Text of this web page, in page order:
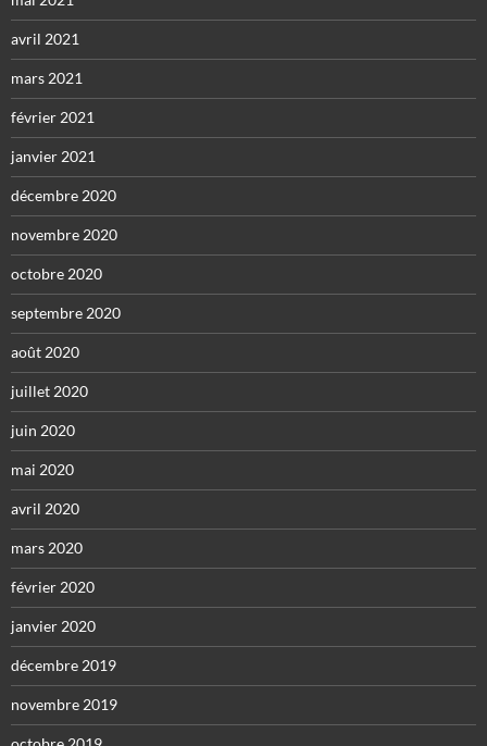
avril 2021
mars 2021
février 2021
janvier 2021
décembre 2020
novembre 2020
octobre 2020
septembre 2020
août 2020
juillet 2020
juin 2020
mai 2020
avril 2020
mars 2020
février 2020
janvier 2020
décembre 2019
novembre 2019